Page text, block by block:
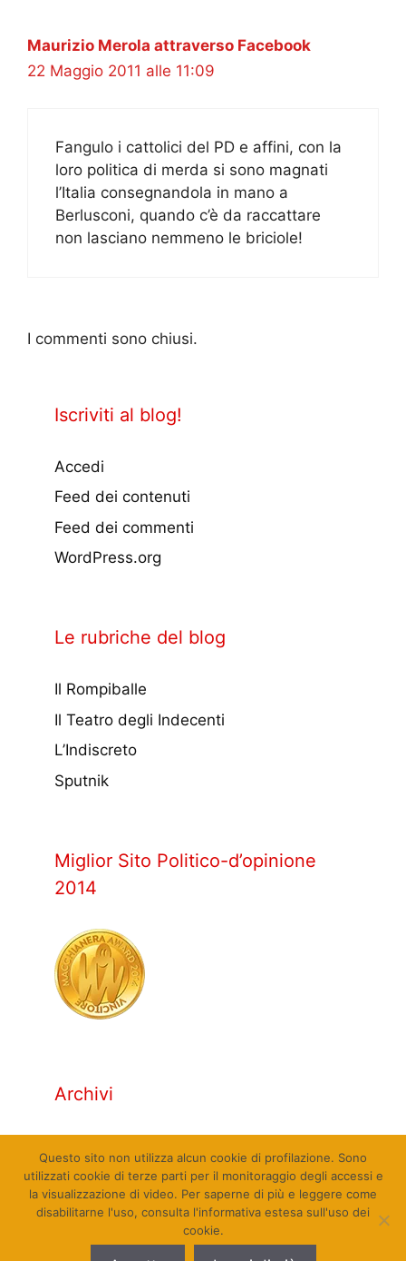
Maurizio Merola attraverso Facebook
22 Maggio 2011 alle 11:09
Fangulo i cattolici del PD e affini, con la
loro politica di merda si sono magnati
l’Italia consegnandola in mano a
Berlusconi, quando c’è da raccattare
non lasciano nemmeno le briciole!
I commenti sono chiusi.
Iscriviti al blog!
Accedi
Feed dei contenuti
Feed dei commenti
WordPress.org
Le rubriche del blog
Il Rompiballe
Il Teatro degli Indecenti
L’Indiscreto
Sputnik
Miglior Sito Politico-d’opinione
2014
Archivi
© Qualcosa di Sinistra 2010 - 2026. Tutti i diritti
Questo sito non utilizza alcun cookie di profilazione. Sono
utilizzati cookie di terze parti per il monitoraggio degli accessi e
la visualizzazione di video. Per saperne di più e leggere come
disabilitarne l'uso, consulta l'informativa estesa sull'uso dei
cookie.